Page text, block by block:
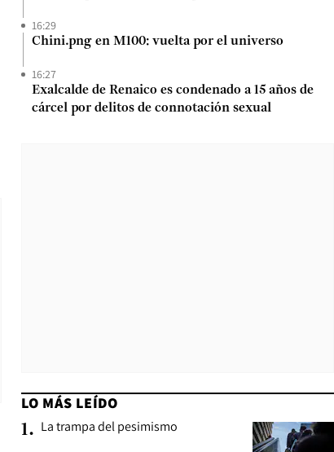
16:29
Chini.png en M100: vuelta por el universo
16:27
Exalcalde de Renaico es condenado a 15 años de
cárcel por delitos de connotación sexual
LO MÁS LEÍDO
1. La trampa del pesimismo